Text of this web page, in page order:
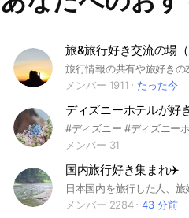
メンバー 1911
たった今
ディズニーホテルが好
メンバー 31
国内旅行好き集まれ✈️
メンバー 2284
43 分前